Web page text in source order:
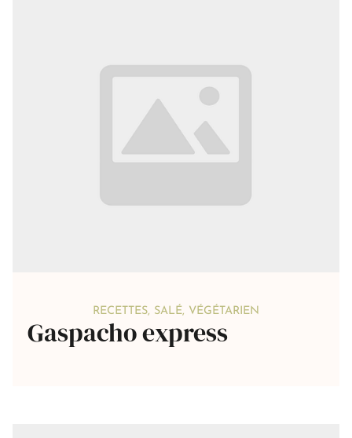
RECETTES, SALÉ, VÉGÉTARIEN
Gaspacho express